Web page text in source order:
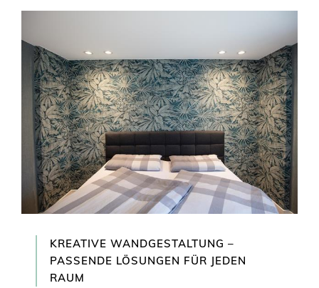
KREATIVE WANDGESTALTUNG –
PASSENDE LÖSUNGEN FÜR JEDEN
RAUM